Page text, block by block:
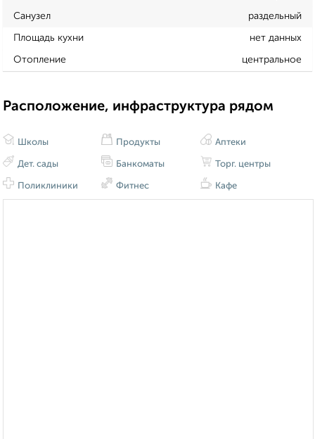
Санузел раздельный
Площадь кухни нет данных
Отопление центральное
Расположение, инфраструктура рядом
Школы
Дет. сады
Поликлиники
Продукты
Банкоматы
Фитнес
Аптеки
Торг. центры
Кафе